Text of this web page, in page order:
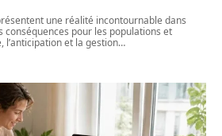
une réalité incontournable dans
conséquences pour les populations et
l’anticipation et la gestion…